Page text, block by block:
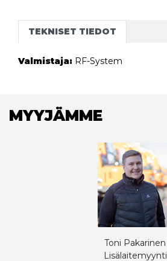
TEKNISET TIEDOT
Valmistaja: RF-System
MYYJÄMME
Toni Pakarinen
Lisälaitemyynti